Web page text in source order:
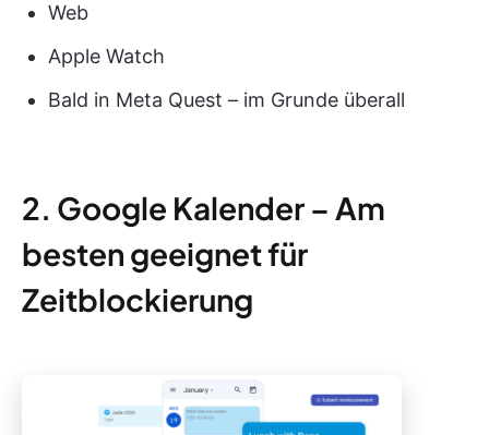
Web
Apple Watch
Bald in Meta Quest – im Grunde überall
2. Google Kalender – Am
besten geeignet für
Zeitblockierung